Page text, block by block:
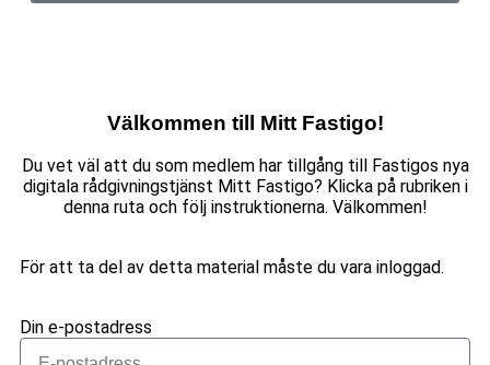
Välkommen till Mitt Fastigo!
Du vet väl att du som medlem har tillgång till Fastigos nya
digitala rådgivningstjänst Mitt Fastigo? Klicka på rubriken i
denna ruta och följ instruktionerna. Välkommen!
För att ta del av detta material måste du vara inloggad.
Din e-postadress